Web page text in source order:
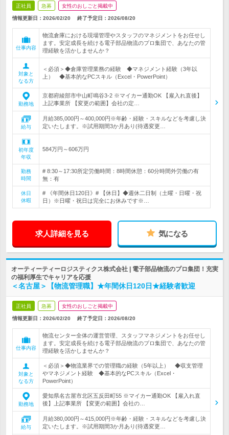
正社員 急募 女性のおしごと掲載中
情報更新日：2026/02/20 終了予定日： 2026/08/20
仕事内容
物流倉庫における現場管理やスタッフのマネジメントをお任せし
ます。安定成長を続ける電子部品物流のプロ集団で、あなたの管
理経験を活かしませんか？
対象と
なる方
＜必須＞◆倉庫管理業務の経験 ◆マネジメント経験（3年以
上） ◆基本的なPCスキル（Excel・PowerPoint）
勤務地
京都府綾部市中山町鳴谷3-2 ※マイカー通勤OK 【雇入れ直後】
上記事業所 【変更の範囲】会社の定…
給与
月給385,000円～400,000円※年齢・経験・スキルなどを考慮し決
定いたします。※試用期間3か月あり(待遇変更…
初年度
年収
584万円～606万円
勤務
時間
# 8:30～17:30所定労働時間：8時間休憩：60分時間外労働の有
無：有
休日
休暇
# 《年間休日120日》# 【休日】◆週休二日制（土曜・日曜・祝
日）※日曜・祝日は完全にお休みです※…
求人詳細を見る 気になる
オーティーティーロジスティクス株式会社 | 電子部品物流のプロ集団！充実
の福利厚生でキャリアを応援
＜名古屋＞【物流管理職】★年間休日120日★経験者歓迎
正社員 急募 女性のおしごと掲載中
情報更新日：2026/02/20 終了予定日： 2026/08/20
仕事内容
物流センター全体の運営管理、スタッフマネジメントをお任せし
ます。安定成長を続ける電子部品物流のプロ集団で、あなたの管
理経験を活かしませんか？
対象と
なる方
＜必須＞◆物流業界での管理職の経験（5年以上） ◆収支管理
やマネジメント経験 ◆基本的なPCスキル（Excel・
PowerPoint）
勤務地
愛知県名古屋市北区五反田町55 ※マイカー通勤OK 【雇入れ直
後】上記事業所 【変更の範囲】会社の…
給与
月給380,000円～415,000円※年齢・経験・スキルなどを考慮し決
定いたします。※試用期間3か月あり(待遇変更…